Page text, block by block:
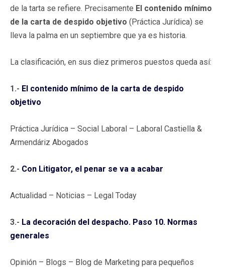
de la tarta se refiere. Precisamente El contenido mínimo
de la carta de despido objetivo (Práctica Jurídica) se
lleva la palma en un septiembre que ya es historia.
La clasificación, en sus diez primeros puestos queda así:
1.- El contenido mínimo de la carta de despido
objetivo
Práctica Jurídica – Social Laboral – Laboral Castiella &
Armendáriz Abogados
2.- Con Litigator, el penar se va a acabar
Actualidad – Noticias – Legal Today
3.- La decoración del despacho. Paso 10. Normas
generales
Opinión – Blogs – Blog de Marketing para pequeños